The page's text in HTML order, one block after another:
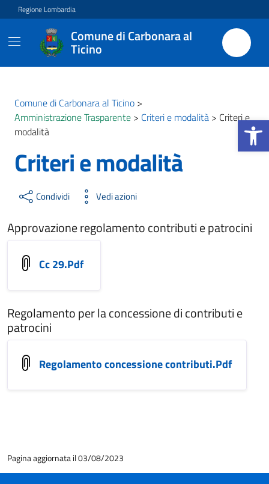
Vai ai contenuti
Vai al footer
Regione Lombardia
Comune di Carbonara al
Ticino
Comune di Carbonara al Ticino >
Amministrazione Trasparente > Criteri e modalità > Criteri e
modalità
Criteri e modalità
Condividi Vedi azioni
Approvazione regolamento contributi e patrocini
Cc 29.Pdf
Regolamento per la concessione di contributi e
patrocini
Regolamento concessione contributi.Pdf
Pagina aggiornata il 03/08/2023
Apri la